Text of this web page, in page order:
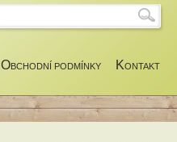
KONTAKT
OBCHODNÍ PODMÍNKY